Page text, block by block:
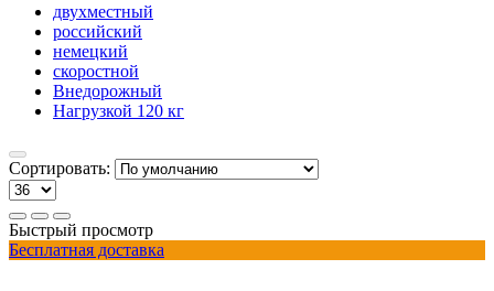
двухместный
российский
немецкий
скоростной
Внедорожный
Нагрузкой 120 кг
Сортировать:
Быстрый просмотр
Бесплатная доставка